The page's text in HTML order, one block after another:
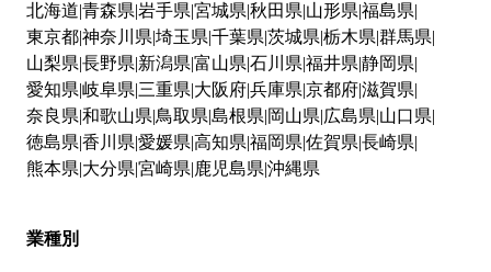
北海道 青森県 岩手県 宮城県 秋田県 山形県 福島県
東京都神奈川県 埼玉県 千葉県 茨城県 栃木県 群馬県
山梨県 長野県 新潟県 富山県 石川県 福井県 静岡県
愛知県 岐阜県 三重県 大阪府兵庫県 京都府滋賀県
奈良県 和歌山県 鳥取県 島根県 岡山県 広島県 山口県
徳島県 香川県 愛媛県 高知県 福岡県 佐賀県 長崎県
熊本県 大分県 宮崎県 鹿児島県 沖縄県
業種別